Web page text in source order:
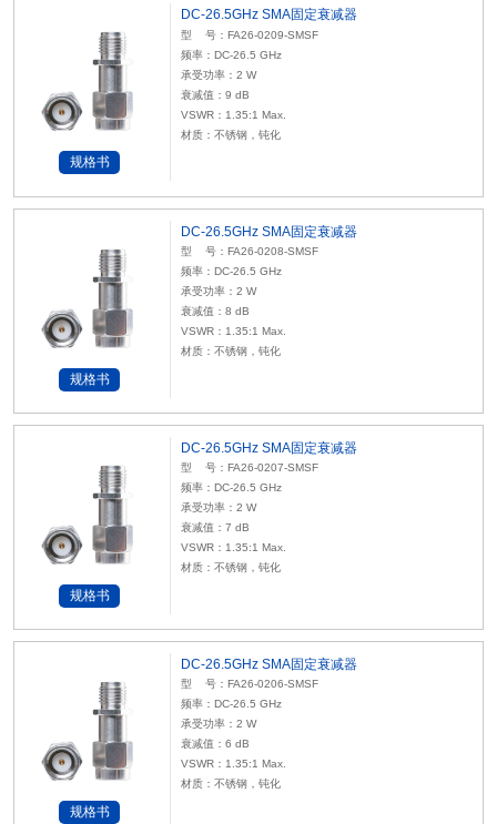
规格书
DC-26.5GHz SMA固定衰减器
型 号：FA26-0209-SMSF
频率：DC-26.5 GHz
承受功率：2 W
衰减值：9 dB
VSWR：1.35:1 Max.
材质：不锈钢，钝化
规格书
DC-26.5GHz SMA固定衰减器
型 号：FA26-0208-SMSF
频率：DC-26.5 GHz
承受功率：2 W
衰减值：8 dB
VSWR：1.35:1 Max.
材质：不锈钢，钝化
规格书
DC-26.5GHz SMA固定衰减器
型 号：FA26-0207-SMSF
频率：DC-26.5 GHz
承受功率：2 W
衰减值：7 dB
VSWR：1.35:1 Max.
材质：不锈钢，钝化
规格书
DC-26.5GHz SMA固定衰减器
型 号：FA26-0206-SMSF
频率：DC-26.5 GHz
承受功率：2 W
衰减值：6 dB
VSWR：1.35:1 Max.
材质：不锈钢，钝化